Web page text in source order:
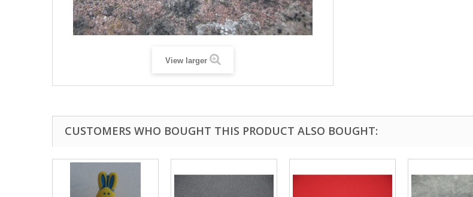
View larger
CUSTOMERS WHO BOUGHT THIS PRODUCT ALSO BOUGHT: